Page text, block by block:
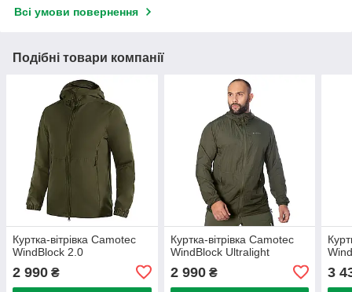
Всі умови повернення
Подібні товари компанії
Куртка-вітрівка Camotec
WindBlock 2.0
2 990 ₴
Куртка-вітрівка Camotec
WindBlock Ultralight
2 990₴ 3